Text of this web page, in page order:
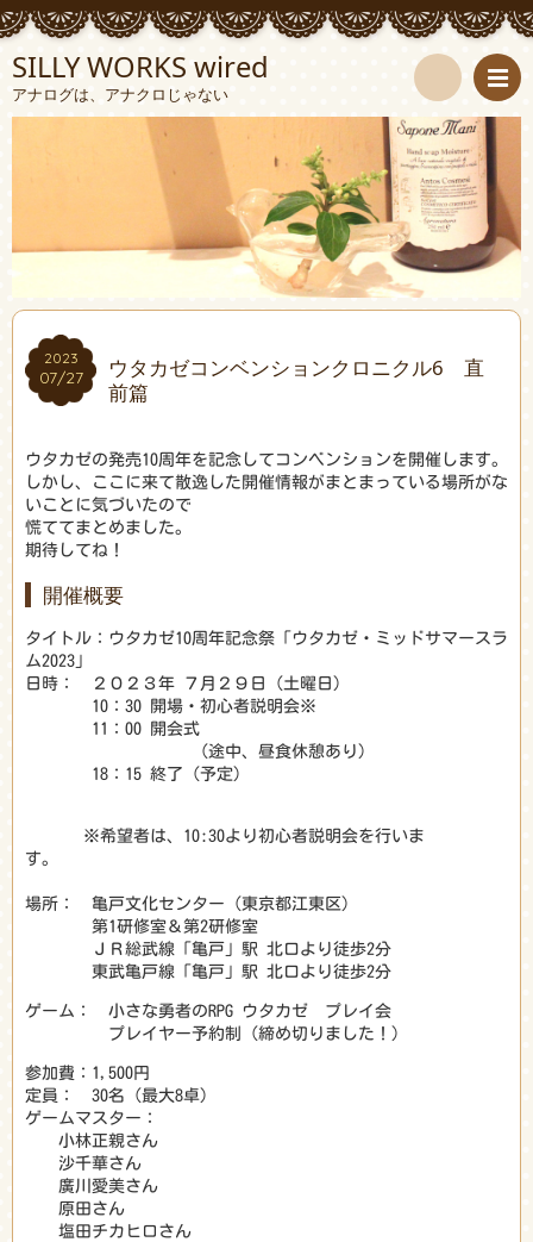
SILLY WORKS wired
アナログは、アナクロじゃない
検
索
2023
07/27
2023
07/27
ウタカゼコンベンションクロニクル6 直
前篇
ウタカゼの発売10周年を記念してコンベンションを開催します。
しかし、ここに来て散逸した開催情報がまとまっている場所がな
いことに気づいたので
慌ててまとめました。
期待してね！
開催概要
タイトル：ウタカゼ10周年記念祭「ウタカゼ・ミッドサマースラ
ム2023」
日時： ２０２３年 ７月２９日（土曜日）
10：30 開場・初心者説明会※
11：00 開会式
（途中、昼食休憩あり）
18：15 終了（予定）
※希望者は、10:30より初心者説明会を行いま
す。
場所： 亀戸文化センター（東京都江東区）
第1研修室＆第2研修室
ＪＲ総武線「亀戸」駅 北口より徒歩2分
東武亀戸線「亀戸」駅 北口より徒歩2分
ゲーム： 小さな勇者のRPG ウタカゼ プレイ会
プレイヤー予約制（締め切りました！）
参加費：1,500円
定員： 30名（最大8卓)
ゲームマスター：
小林正親さん
沙千華さん
廣川愛美さん
原田さん
塩田チカヒロさん